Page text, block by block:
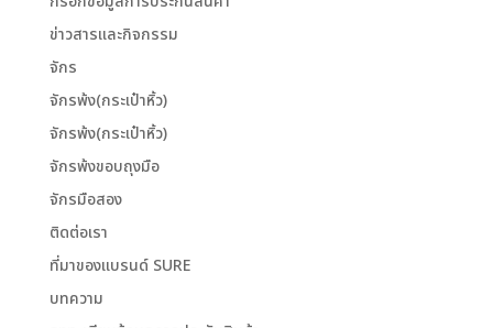
ข่าวสารและกิจกรรม
จักร
จักรพ้ง(กระเป๋าหิ้ว)
จักรพ้ง(กระเป๋าหิ้ว)
จักรพ้งขอบถุงมือ
จักรมือสอง
ติดต่อเรา
ที่มาของแบรนด์ SURE
บทความ